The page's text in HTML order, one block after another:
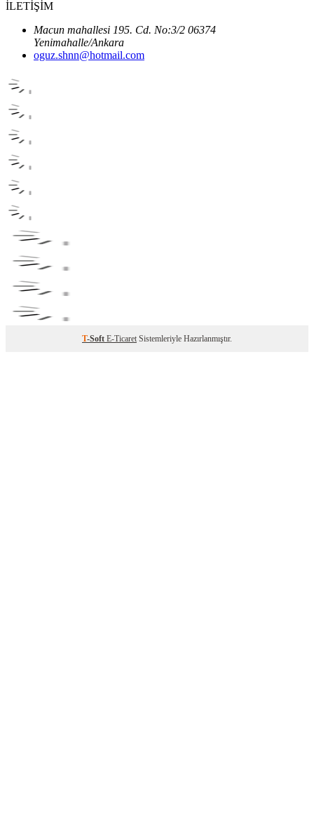
İLETİŞİM
Macun mahallesi 195. Cd. No:3/2 06374
Yenimahalle/Ankara
oguz.shnn@hotmail.com
T-Soft E-Ticaret Sistemleriyle Hazırlanmıştır.